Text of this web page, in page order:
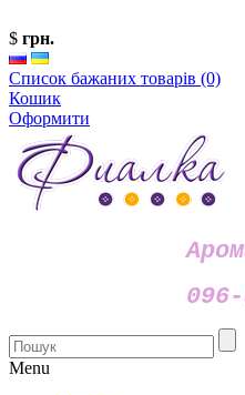
$ грн.
Список бажаних товарів (0)
Кошик
Оформити
Menu